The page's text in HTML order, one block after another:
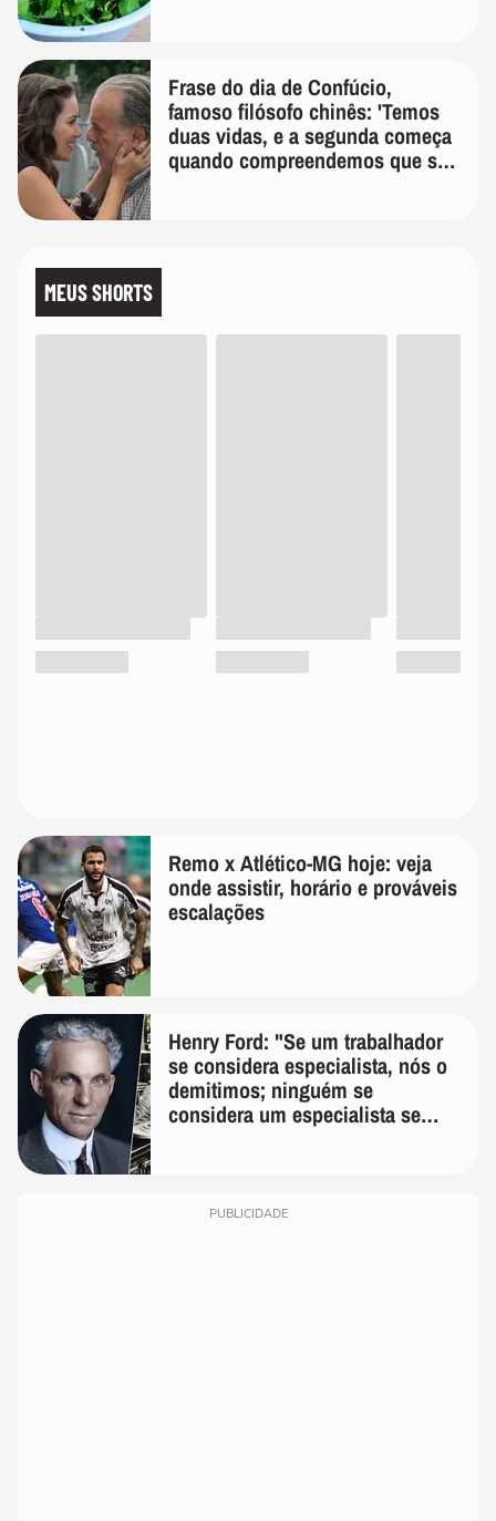
Frase do dia de Confúcio,
famoso filósofo chinês: 'Temos
duas vidas, e a segunda começa
quando compreendemos que só
MEUS SHORTS
Remo x Atlético-MG hoje: veja
onde assistir, horário e prováveis
escalações
Henry Ford: "Se um trabalhador
se considera especialista, nós o
demitimos; ninguém se
considera um especialista se
PUBLICIDADE